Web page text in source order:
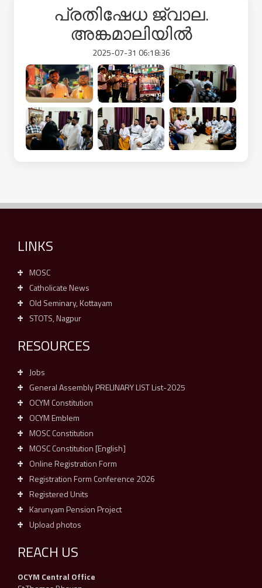
പ്രതിഷേധ ജ്വാല.
അങ്കമാലിയിൽ
2025-07-31 06:18:36
LINKS
MOSC
Catholicate News
Old Seminary, Kottayam
STOTS, Nagpur
RESOURCES
Jobs
General Assembly PRELINARY LIST List-2025
OCYM Constitution
OCYM Emblem
MOSC Constitution
MOSC Constitution [English]
Online Registration Form
Registration Form Conference 2026
Registered Units
Karunyam Pension Project
Upload photos
REACH US
OCYM Central Office